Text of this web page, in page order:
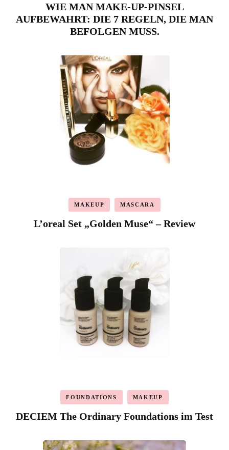
WIE MAN MAKE-UP-PINSEL
AUFBEWAHRT: DIE 7 REGELN, DIE MAN
BEFOLGEN MUSS.
MAKEUP MASCARA
L’oreal Set „Golden Muse“ – Review
FOUNDATIONS MAKEUP
DECIEM The Ordinary Foundations im Test